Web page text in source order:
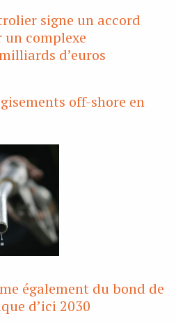
signe un accord
un complexe
d’euros
off-shore en
également du bond de
d’ici 2030